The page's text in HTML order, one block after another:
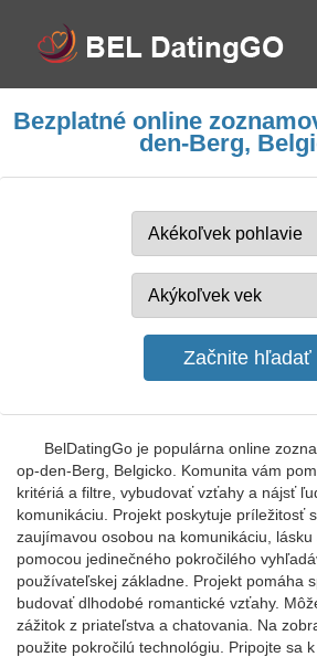
Bezplatné online
den-Berg,
BelDatingGo je populárna online
op-den-Berg, Belgicko. Komunita vám
kritériá a filtre, vybudovať vzťahy a nájsť
komunikáciu. Projekt poskytuje príležitosť
zaujímavou osobou na komunikáciu,
pomocou jedinečného pokročilého
používateľskej základne. Projekt pomáha
budovať dlhodobé romantické vzťahy.
zážitok z priateľstva a chatovania. Na
použite pokročilú technológiu. Pripojte sa